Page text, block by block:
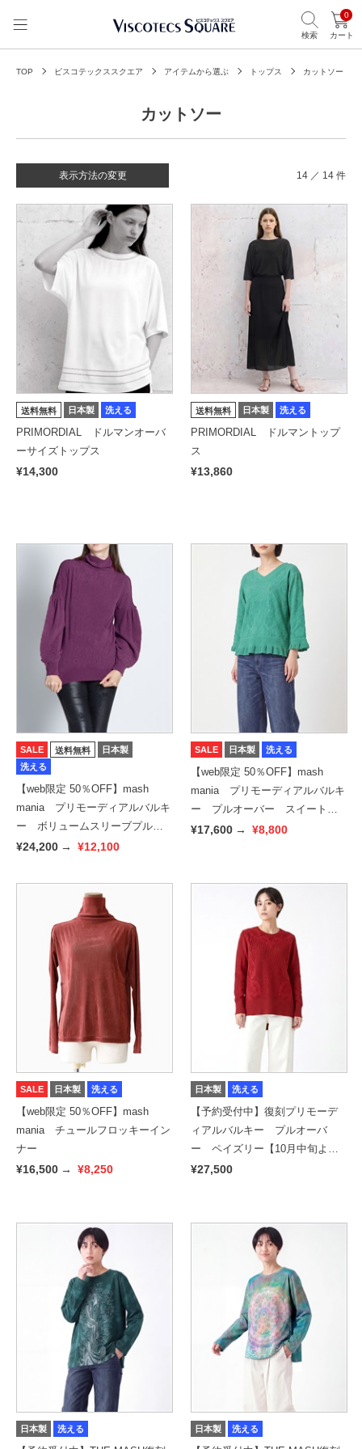
検索
0
カート
TOP ビスコテックススクエア アイテムから選ぶ トップス カットソー
カットソー
表示方法の変更 14 ／ 14 件
送料無料 日本製 洗える
PRIMORDIAL ドルマンオーバ
ーサイズトップス
¥14,300
送料無料 日本製 洗える
PRIMORDIAL ドルマントップ
ス
¥13,860
SALE 送料無料
日本製
洗える
【web限定 50％OFF】mash
mania プリモーディアルバルキ
ー ボリュームスリーブプルオ
ーバー サフロン
¥24,200 → ¥12,100
SALE 日本製 洗える
【web限定 50％OFF】mash
mania プリモーディアルバルキ
ー プルオーバー スイートバ
ード
¥17,600 → ¥8,800
SALE 日本製 洗える
【web限定 50％OFF】mash
mania チュールフロッキーイン
ナー
¥16,500 → ¥8,250
日本製 洗える
【予約受付中】復刻プリモーデ
ィアルバルキー プルオーバ
ー ペイズリー【10月中旬より
順次発送予定】
¥27,500
日本製 洗える 日本製 洗える